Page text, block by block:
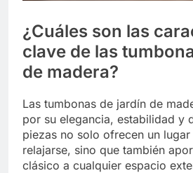
¿Cuáles son las
clave de las
de madera?
Las tumbonas de jardín de
por su elegancia, estabilidad y
piezas no solo ofrecen un
relajarse, sino que también
clásico a cualquier espacio